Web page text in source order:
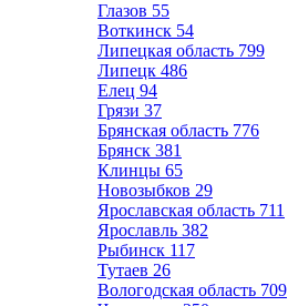
Глазов 55
Воткинск 54
Липецкая область 799
Липецк 486
Елец 94
Грязи 37
Брянская область 776
Брянск 381
Клинцы 65
Новозыбков 29
Ярославская область 711
Ярославль 382
Рыбинск 117
Тутаев 26
Вологодская область 709